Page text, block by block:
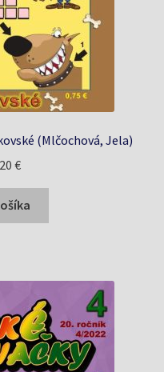
(Mlčochová, Jela)
€.
€Aktuálna
je:
0,20 €.